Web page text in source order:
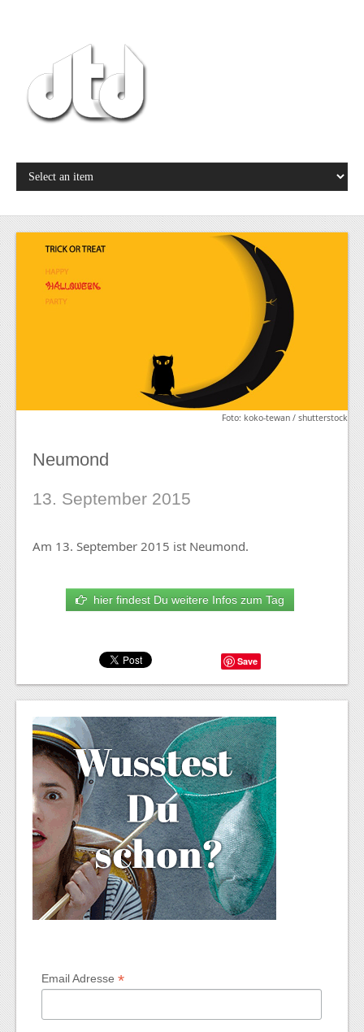
Foto: koko-tewan / shutterstock
Neumond
13. September 2015
Am 13. September 2015 ist Neumond.
hier findest Du weitere Infos zum Tag
Save
Email Adresse*